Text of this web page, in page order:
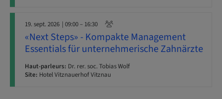
19. sept. 2026 | 09:00 – 16:30
«Next Steps» - Kompakte Management
Essentials für unternehmerische Zahnärzte
Haut-parleurs: Dr. rer. soc. Tobias Wolf
Site: Hotel Vitznauerhof Vitznau